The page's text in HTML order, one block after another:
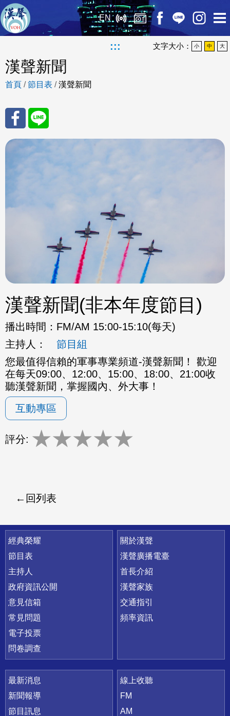
EN
::: 文字大小： 小 中 大
漢聲新聞
首頁 /節目表 /漢聲新聞
分享
至
eBo
分享
至
漢聲新聞(非本年度節目)
播出時間： FM/AM 15:00-15:10(每天)
主持人：
節目組
您最值得信賴的軍事專業頻道-漢聲新聞！ 歡迎
在每天09:00、12:00、15:00、18:00、21:00收
聽漢聲新聞，掌握國內、外大事！
互動專區
評分: ★★★★★
回列表
快速連結
經典榮耀
節目表
主持人
政府資訊公開
意見信箱
常見問題
電子投票
問卷調查
關於漢聲
漢聲廣播電臺
首長介紹
漢聲家族
交通指引
頻率資訊
最新消息
新聞報導
節目訊息
線上收聽
FM
AM